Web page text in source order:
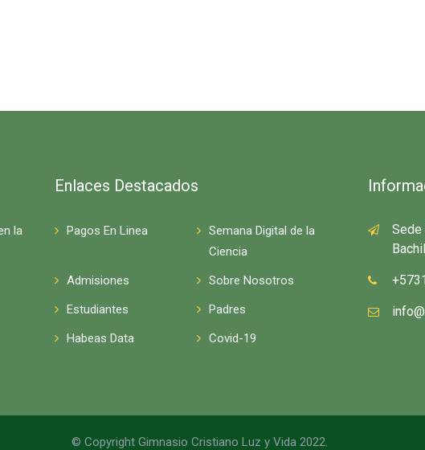
la
Enlaces Destacados
Pagos En Linea
Semana Digital de la
Ciencia
Admisiones
Sobre Nosotros
Estudiantes
Padres
Habeas Data
Covid-19
Sede
© Copyright Gimnasio Cristiano Luz y Vida 2022.